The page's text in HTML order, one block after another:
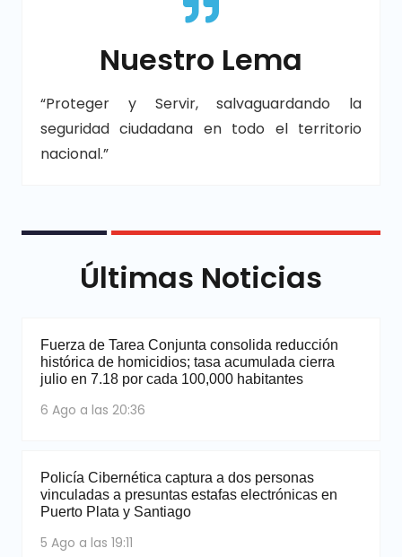
Nuestro Lema
“Proteger y Servir, salvaguardando la
seguridad ciudadana en todo el territorio
nacional.”
Últimas Noticias
Fuerza de Tarea Conjunta consolida reducción
histórica de homicidios; tasa acumulada cierra
julio en 7.18 por cada 100,000 habitantes
6 Ago a las 20:36
Policía Cibernética captura a dos personas
vinculadas a presuntas estafas electrónicas en
Puerto Plata y Santiago
5 Ago a las 19:11